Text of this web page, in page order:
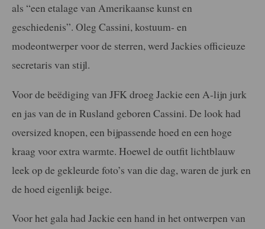
als “een etalage van Amerikaanse kunst en
geschiedenis”. Oleg Cassini, kostuum- en
modeontwerper voor de sterren, werd Jackies officieuze
secretaris van stijl.
Voor de beëdiging van JFK droeg Jackie een A-lijn jurk
en jas van de in Rusland geboren Cassini. De look had
oversized knopen, een bijpassende hoed en een hoge
kraag voor extra warmte. Hoewel de outfit lichtblauw
leek op de gekleurde foto’s van die dag, waren de jurk en
de hoed eigenlijk beige.
Voor het gala had Jackie een hand in het ontwerpen van